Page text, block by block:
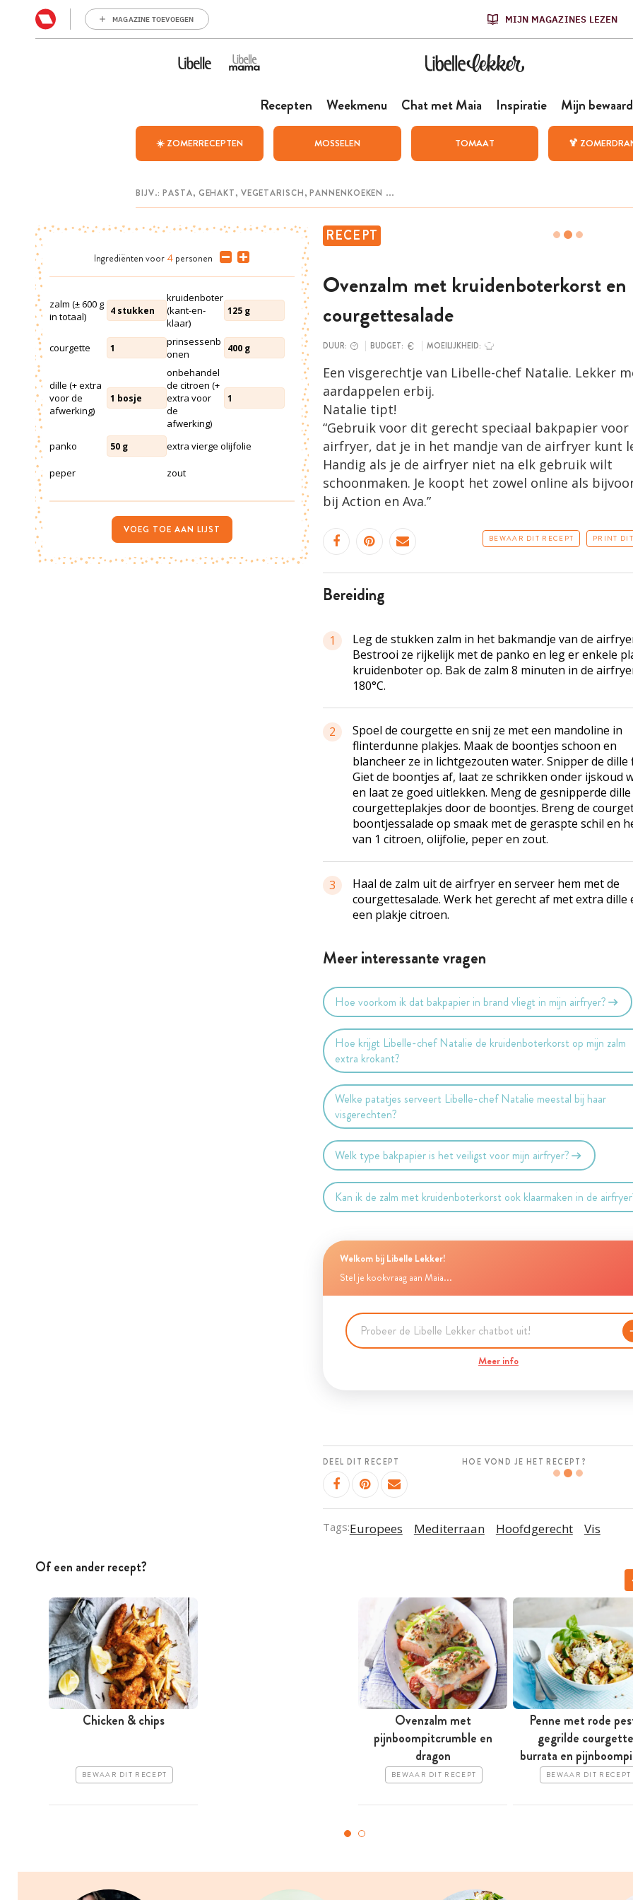
MAGAZINE TOEVOEGEN MIJN MAGAZINES LEZEN
Recepten Weekmenu Chat met Maia Inspiratie Mijn
☀️ ZOMERRECEPTEN MOSSELEN TOMAAT 🍹
RECEPT
Ovenzalm met kruidenboterkorst en
courgettesalade
DUUR: BUDGET: MOEILIJKHEID:
Een visgerechtje van Libelle-chef Natalie. Lekker
aardappelen erbij.
Natalie tipt!
“Gebruik voor dit gerecht speciaal bakpapier voor
airfryer, dat je in het mandje van de airfryer kunt
Handig als je de airfryer niet na elk gebruik wilt
schoonmaken. Je koopt het zowel online als
bij Action en Ava.”
BEWAAR DIT RECEPT PRINT
bereiding
1
Leg de stukken zalm in het bakmandje van de
Bestrooi ze rijkelijk met de panko en leg er enkele
kruidenboter op. Bak de zalm 8 minuten in de
180°C.
2
Spoel de courgette en snij ze met een mandoline in
flinterdunne plakjes. Maak de boontjes schoon en
blancheer ze in lichtgezouten water. Snipper de dille
Giet de boontjes af, laat ze schrikken onder ijskoud
en laat ze goed uitlekken. Meng de gesnipperde dille
courgetteplakjes door de boontjes. Breng de
boontjessalade op smaak met de geraspte schil en
van 1 citroen, olijfolie, peper en zout.
3
Haal de zalm uit de airfryer en serveer hem met de
courgettesalade. Werk het gerecht af met extra dille
een plakje citroen.
Meer interessante vragen
Hoe voorkom ik dat bakpapier in brand vliegt in mijn airfryer?
Hoe krijgt Libelle-chef Natalie de kruidenboterkorst op mijn zalm
extra krokant?
Welke patatjes serveert Libelle-chef Natalie meestal bij haar
visgerechten?
Welk type bakpapier is het veiligst voor mijn airfryer?
Kan ik de zalm met kruidenboterkorst ook klaarmaken in de
Welkom bij Libelle Lekker!
Stel je kookvraag aan Maia...
Meer info
DEEL DIT RECEPT HOE VOND JE HET RECEPT?
Tags:Europees Mediterraan Hoofdgerecht Vis
Ingrediënten voor 4 personen
zalm (± 600 g
in totaal)
4 stukken
kruidenboter
(kant-en-
klaar)
125 g
courgette 1
prinsessenb
onen
400 g
dille (+ extra
voor de
afwerking)
1 bosje
onbehandel
de citroen (+
extra voor
de
afwerking)
1
panko 50 g extra vierge olijfolie
peper zout
VOEG TOE AAN LIJST
Of een ander recept?
Chicken & chips
BEWAAR DIT RECEPT
Ovenzalm met
pijnboompitcrumble en
dragon
BEWAAR DIT RECEPT
Penne met rode
gegrilde
burrata en
BEWAAR DIT RECEPT